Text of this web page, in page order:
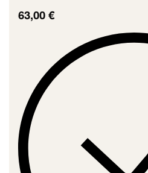
63,00€